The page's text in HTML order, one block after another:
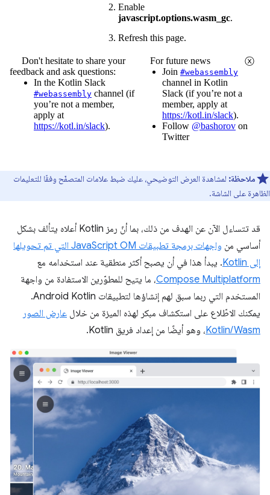
ملاحظة: لمشاهدة العرض التوضيحي، عليك ضبط علامات المتصفّح وفقًا للتعليمات
الظاهرة على الشاشة.
قد تتساءل الآن عن الهدف من ذلك، بما أنّ رمز Kotlin أعلاه يتألف بشكل
أساسي من
واجهات برمجة تطبيقات JavaScript OM التي تم تحويلها
إلى Kotlin
. يبدأ هذا في أن يصبح أكثر منطقية عند استخدامه مع
Compose Multiplatform، ما يتيح للمطوّرين الاستفادة من واجهة
المستخدم التي ربما سبق لهم إنشاؤها لتطبيقات Android Kotlin.
يمكنك الاطّلاع على استكشاف مبكر لهذه الميزة من خلال عارض الصور
Kotlin/Wasm، وهو أيضًا من إعداد فريق Kotlin.